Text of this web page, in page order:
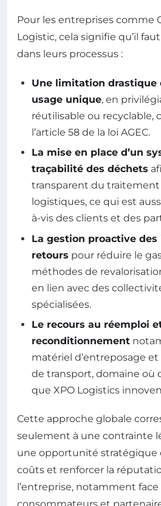
Pour les entreprises comme
Logistic, cela signifie qu’il
dans leurs processus :
Une limitation drastique
usage unique, en
réutilisable ou recyclable,
l’article 58 de la loi AGEC.
La mise en place d’un
traçabilité des déchets
transparent du
logistiques, ce qui est
à-vis des clients et des
La gestion proactive
retours pour réduire le
méthodes de
en lien avec des
spécialisées.
Le recours au réemploi
reconditionnement
matériel d’entreposage
de transport, domaine où
que XPO Logistics
Cette approche globale
seulement à une contrainte
une opportunité stratégique
coûts et renforcer la
l’entreprise, notamment face